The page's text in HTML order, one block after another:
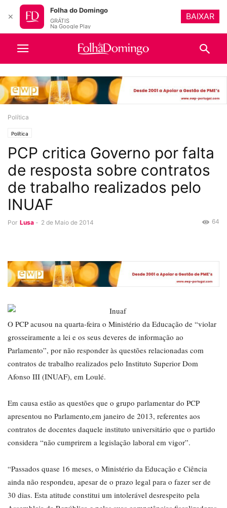
Política
Política
PCP critica Governo por falta
de resposta sobre contratos
de trabalho realizados pelo
INUAF
Por Lusa - 2 de Maio de 2014 64
O PCP acusou na quarta-feira o Ministério da Educação de “violar
grosseiramente a lei e os seus deveres de informação ao
Parlamento”, por não responder às questões relacionadas com
contratos de trabalho realizados pelo Instituto Superior Dom
Afonso III (INUAF), em Loulé.
Em causa estão as questões que o grupo parlamentar do PCP
apresentou no Parlamento,em janeiro de 2013, referentes aos
contratos de docentes daquele instituto universitário que o partido
considera “não cumprirem a legislação laboral em vigor”.
“Passados quase 16 meses, o Ministério da Educação e Ciência
ainda não respondeu, apesar de o prazo legal para o fazer ser de
30 dias. Esta atitude constitui um intolerável desrespeito pela
✕
Folha do Domingo
GRÁTIS
Na Google Play
BAIXAR